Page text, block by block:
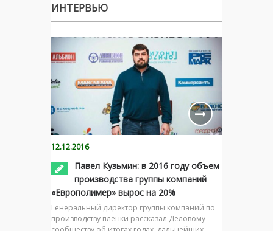
ИНТЕРВЬЮ
12.12.2016
Павел Кузьмин: в 2016 году объем
производства группы компаний
«Европолимер» вырос на 20%
Генеральный директор группы компаний по
производству плёнки рассказал Деловому